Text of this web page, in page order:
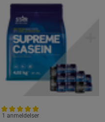
1 anmeldelser